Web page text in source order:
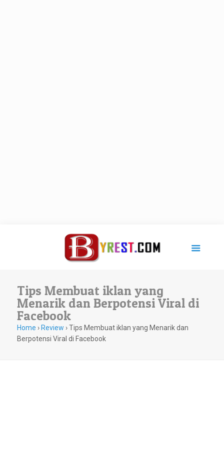
Tips Membuat iklan yang
Menarik dan Berpotensi Viral di
Facebook
Home › Review ›Tips Membuat iklan yang Menarik dan
Berpotensi Viral di Facebook